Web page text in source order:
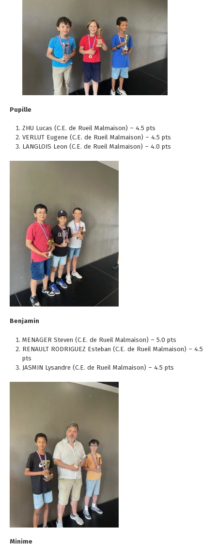
Pupille
ZHU Lucas (C.E. de Rueil Malmaison) – 4.5 pts
VERLUT Eugene (C.E. de Rueil Malmaison) – 4.5 pts
LANGLOIS Leon (C.E. de Rueil Malmaison) – 4.0 pts
Benjamin
MENAGER Steven (C.E. de Rueil Malmaison) – 5.0 pts
RENAULT RODRIGUEZ Esteban (C.E. de Rueil Malmaison) – 4.5
pts
JASMIN Lysandre (C.E. de Rueil Malmaison) – 4.5 pts
Minime